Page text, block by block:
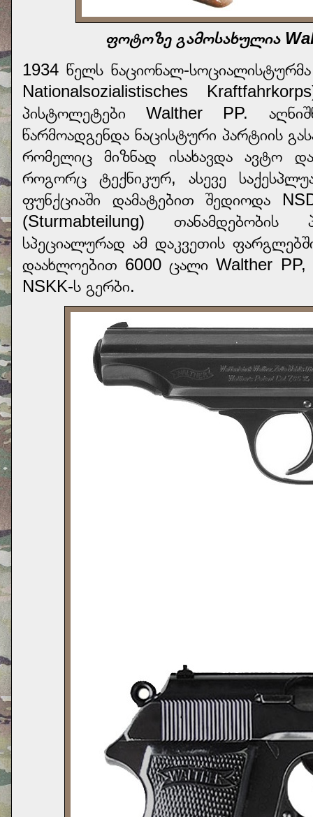
ფოტოზე გამოსახულია
1934 წელს ნაციონალ-
Nationalsozialistisches
პისტოლეტები Walther PP.
წარმოადგენდა ნაცისტური პარტიის
რომელიც მიზნად ისახავდა ავტო
როგორც ტექნიკურ, ასევე
ფუნქციაში დამატებით შედიოდა
(Sturmabteilung) თანამდებობის
სპეციალურად ამ დაკვეთის
დაახლოებით 6000 ცალი Walther
NSKK-ს გერბი.